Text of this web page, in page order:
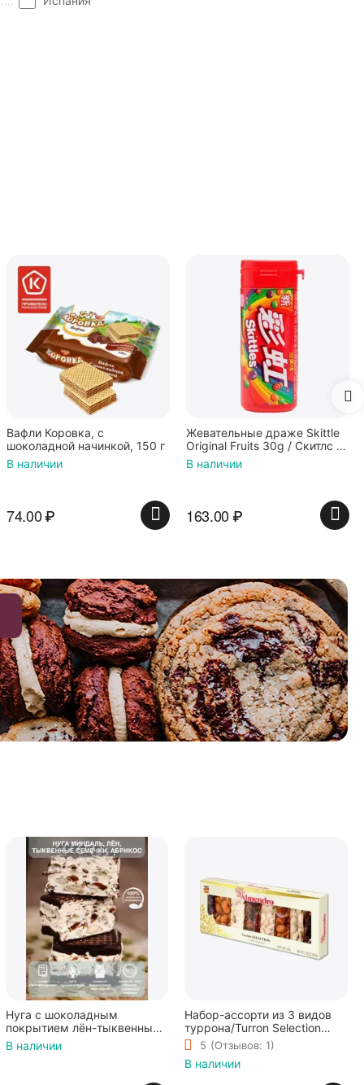
150 г
Жевательные драже Skittle
Original Fruits 30g / Скитлс со
вкусом фруктов 30гр в
красной банке
В наличии
Конфеты Jelly Belly
Кислые фрукты (28гр.)
В наличии
135.00₽
Нуга с шоколадным
покрытием лён-тыквенные
семечки-абрикос,
Шоколадная мастерская
В наличии
Набор-ассорти из 3 видов
туррона/Turron Selection
200g El Almendro
5 (Отзывов: 1)
В наличии